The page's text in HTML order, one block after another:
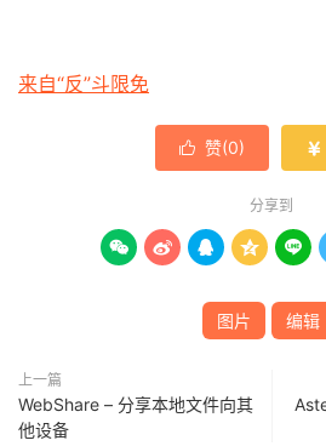
来自“反”斗限免
 赞(0) 
分享到
    
图片 编辑
上一篇
WebShare – 分享本地文件向其
他设备